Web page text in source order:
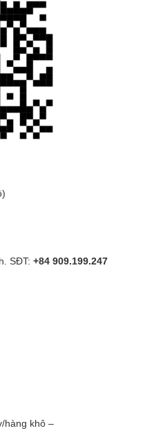
SĐT: +84 909.199.247
hàng khô –